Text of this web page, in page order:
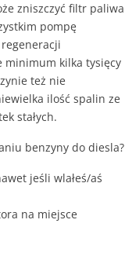
zniszczyć filtr paliwa
pompę
minimum kilka tysięcy
też nie
ilość spalin ze
stałych.
benzyny do diesla?
jeśli wlałeś/aś
na miejsce